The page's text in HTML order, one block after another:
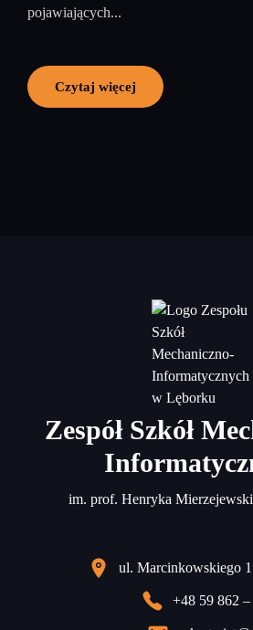
pojawiających...
Czytaj więcej
Zespół Szkół
im. prof. Henryka
ul. Marcinkowskiego
+48 59 862